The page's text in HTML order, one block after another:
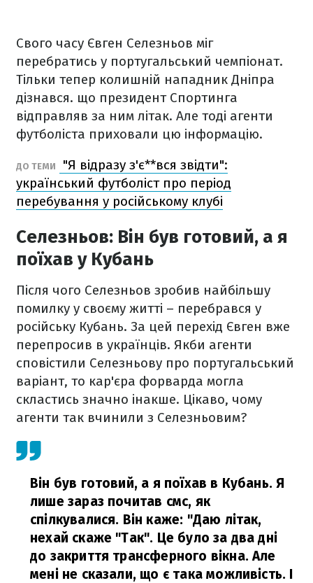
Свого часу Євген Селезньов міг
перебратись у португальський чемпіонат.
Тільки тепер колишній нападник Дніпра
дізнався. що президент Спортинга
відправляв за ним літак. Але тоді агенти
футболіста приховали цю інформацію.
ДО ТЕМИ
"Я відразу з'є**вся звідти":
український футболіст про період
перебування у російському клубі
Селезньов: Він був готовий, а я
поїхав у Кубань
Після чого Селезньов зробив найбільшу
помилку у своєму житті – перебрався у
російську Кубань. За цей перехід Євген вже
перепросив в українців. Якби агенти
сповістили Селезньову про португальський
варіант, то кар'єра форварда могла
скластись значно інакше. Цікаво, чому
агенти так вчинили з Селезньовим?
Він був готовий, а я поїхав в Кубань. Я
лише зараз почитав смс, як
спілкувалися. Він каже: "Даю літак,
нехай скаже "Так". Це було за два дні
до закриття трансферного вікна. Але
мені не сказали, що є така можливість. І